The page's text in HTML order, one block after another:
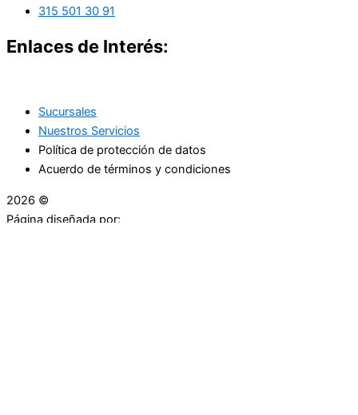
315 501 30 91
Enlaces de Interés:
Sucursales
Nuestros Servicios
Política de protección de datos
Acuerdo de términos y condiciones
2026 ©
Página diseñada por: